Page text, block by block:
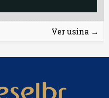
Ver usina →